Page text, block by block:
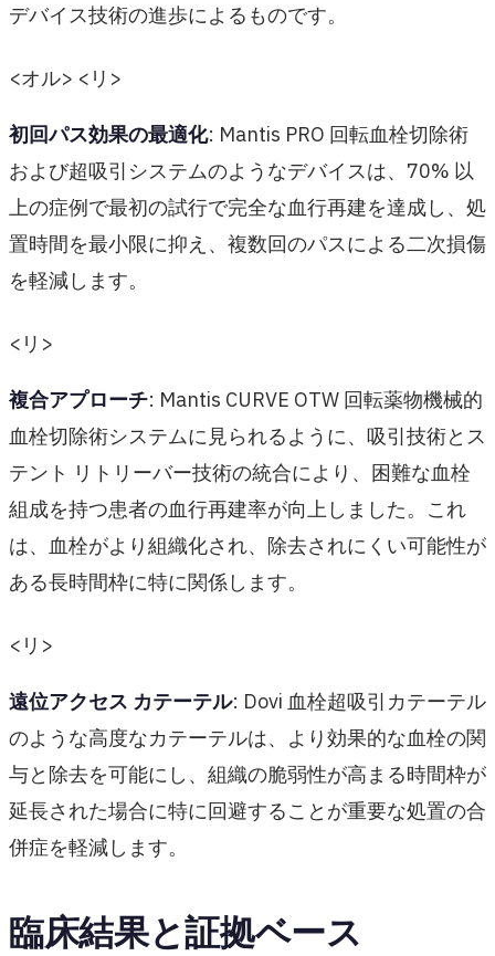
デバイス技術の進歩によるものです。
<オル> <リ>
初回パス効果の最適化: Mantis PRO 回転血栓切除術
および超吸引システムのようなデバイスは、70% 以
上の症例で最初の試行で完全な血行再建を達成し、処
置時間を最小限に抑え、複数回のパスによる二次損傷
を軽減します。
<リ>
複合アプローチ: Mantis CURVE OTW 回転薬物機械的
血栓切除術システムに見られるように、吸引技術とス
テント リトリーバー技術の統合により、困難な血栓
組成を持つ患者の血行再建率が向上しました。これ
は、血栓がより組織化され、除去されにくい可能性が
ある長時間枠に特に関係します。
<リ>
遠位アクセス カテーテル: Dovi 血栓超吸引カテーテル
のような高度なカテーテルは、より効果的な血栓の関
与と除去を可能にし、組織の脆弱性が高まる時間枠が
延長された場合に特に回避することが重要な処置の合
併症を軽減します。
臨床結果と証拠ベース